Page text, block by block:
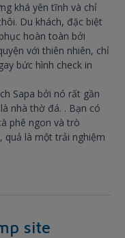
khá yên tĩnh và chỉ
Du khách, đặc biệt
hoàn toàn bởi
với thiên nhiên, chỉ
bức hình check in
Sapa bởi nó rất gần
nhà thờ đá. . Bạn có
phê ngon và trò
quả là một trải nghiệm
site